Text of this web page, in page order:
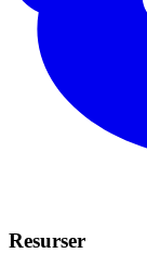
Resurser